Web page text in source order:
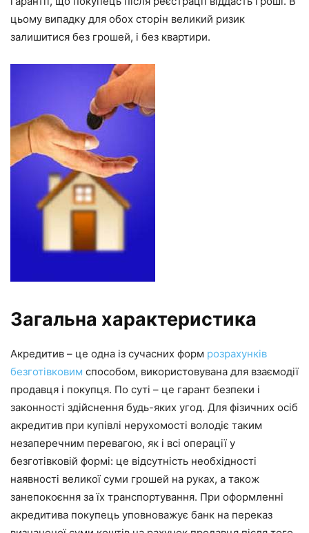
цьому випадку для обох сторін великий ризик
залишитися без грошей, і без квартири.
Загальна характеристика
Акредитив – це одна із сучасних форм розрахунків
безготівковим способом, використовувана для взаємодії
продавця і покупця. По суті – це гарант безпеки і
законності здійснення будь-яких угод. Для фізичних осіб
акредитив при купівлі нерухомості володіє таким
незаперечним перевагою, як і всі операції у
безготівковій формі: це відсутність необхідності
наявності великої суми грошей на руках, а також
занепокоєння за їх транспортування. При оформленні
акредитива покупець уповноважує банк на переказ